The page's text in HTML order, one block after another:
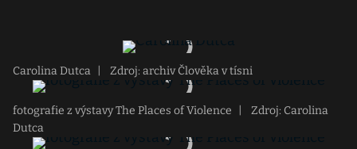
Carolina Dutca Zdroj: archiv Člověka v tísni
fotografie z výstavy The Places of Violence
Zdroj: Carolina
Dutca